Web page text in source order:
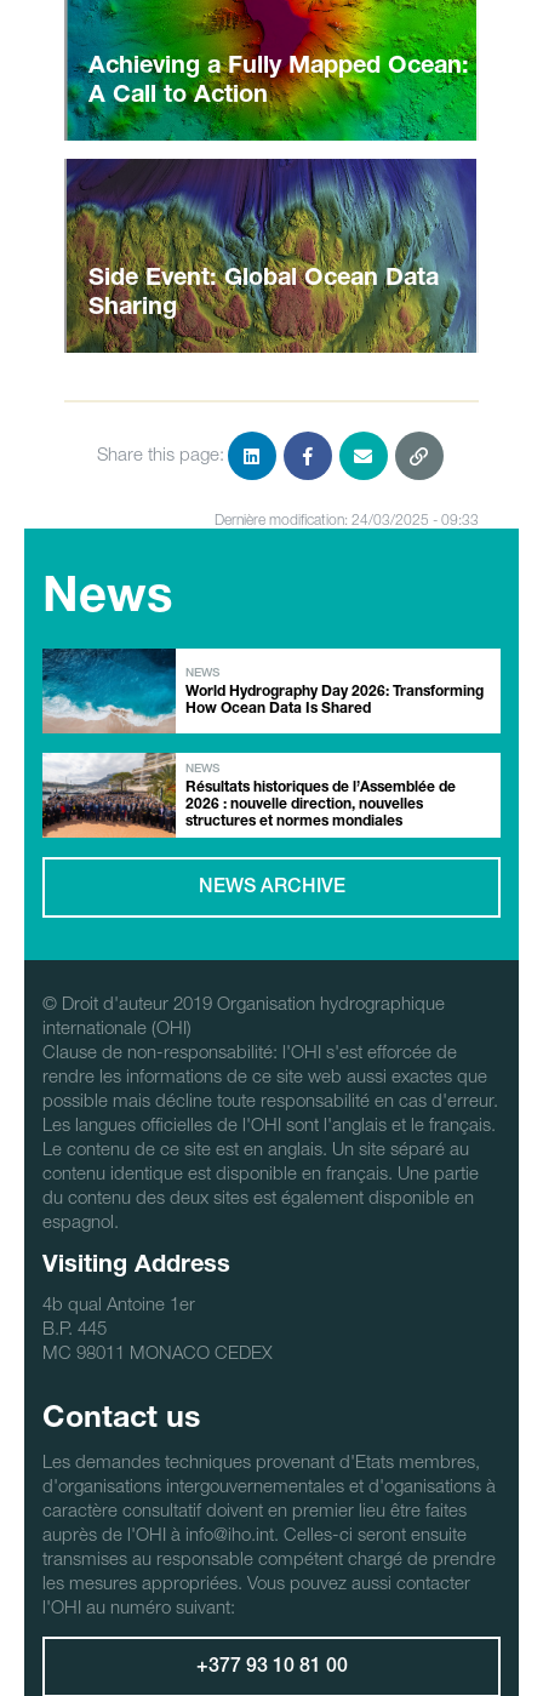
Achieving a Fully Mapped Ocean:
A Call to Action
Side Event: Global Ocean Data
Sharing
Share this page:
Dernière modification: 24/03/2025 - 09:33
News
NEWS
World Hydrography Day 2026: Transforming
How Ocean Data Is Shared
NEWS
Résultats historiques de l’Assemblée de
2026 : nouvelle direction, nouvelles
structures et normes mondiales
NEWS ARCHIVE
© Droit d'auteur 2019 Organisation hydrographique
internationale (OHI)
Clause de non-responsabilité: l'OHI s'est efforcée de
rendre les informations de ce site web aussi exactes que
possible mais décline toute responsabilité en cas d'erreur.
Les langues officielles de l'OHI sont l'anglais et le français.
Le contenu de ce site est en anglais. Un site séparé au
contenu identique est disponible en français. Une partie
du contenu des deux sites est également disponible en
espagnol.
Visiting Address
4b qual Antoine 1er
B.P. 445
MC 98011 MONACO CEDEX
Contact us
Les demandes techniques provenant d'Etats membres,
d'organisations intergouvernementales et d'oganisations à
caractère consultatif doivent en premier lieu être faites
auprès de l'OHI à info@iho.int. Celles-ci seront ensuite
transmises au responsable compétent chargé de prendre
les mesures appropriées. Vous pouvez aussi contacter
l'OHI au numéro suivant:
+377 93 10 81 00